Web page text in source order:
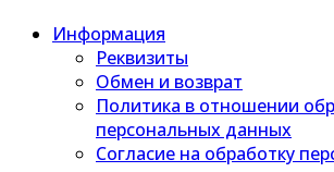
Информация
Реквизиты
Обмен и возврат
Политика в отношении
персональных данных
Согласие на обработку